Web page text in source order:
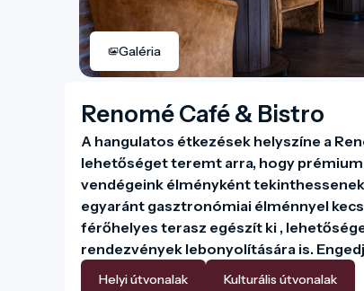
Galéria
Renomé Café & Bistro
A hangulatos étkezések helyszíne a
lehetőséget teremt arra, hogy
vendégeink élményként
egyaránt gasztronómiai élménnyel
férőhelyes terasz egészít ki ,
rendezvények lebonyolítására is.
Helyi útvonalak Kulturális útvonalak